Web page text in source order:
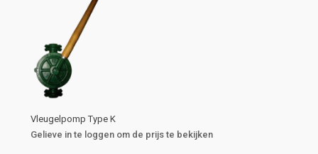
Vleugelpomp Type K
Gelieve in te loggen om de prijs te bekijken